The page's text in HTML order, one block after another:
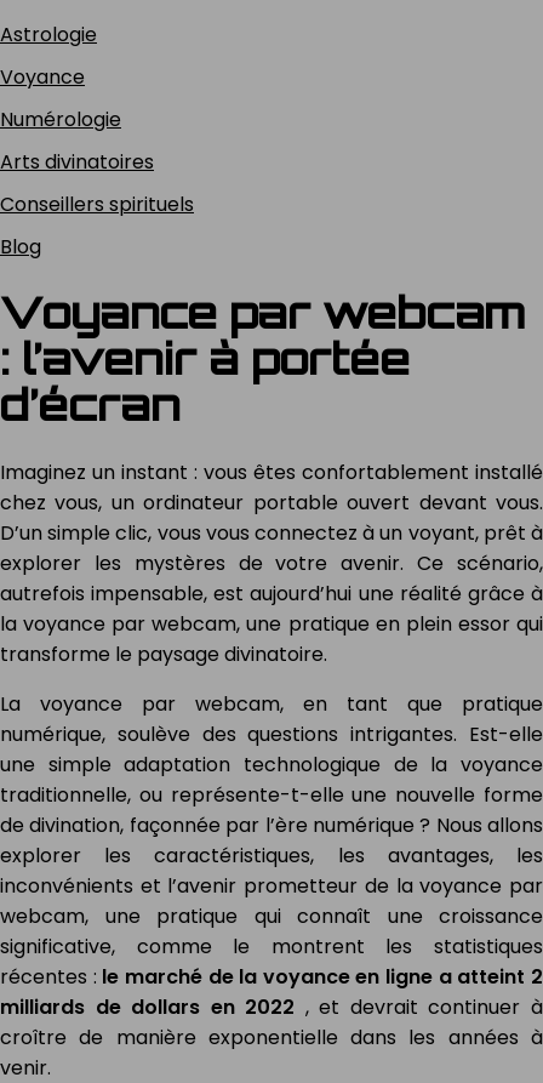
Astrologie
Voyance
Numérologie
Arts divinatoires
Conseillers spirituels
Blog
Voyance par webcam
: l’avenir à portée
d’écran
Imaginez un instant : vous êtes confortablement installé
chez vous, un ordinateur portable ouvert devant vous.
D’un simple clic, vous vous connectez à un voyant, prêt à
explorer les mystères de votre avenir. Ce scénario,
autrefois impensable, est aujourd’hui une réalité grâce à
la voyance par webcam, une pratique en plein essor qui
transforme le paysage divinatoire.
La voyance par webcam, en tant que pratique
numérique, soulève des questions intrigantes. Est-elle
une simple adaptation technologique de la voyance
traditionnelle, ou représente-t-elle une nouvelle forme
de divination, façonnée par l’ère numérique ? Nous allons
explorer les caractéristiques, les avantages, les
inconvénients et l’avenir prometteur de la voyance par
webcam, une pratique qui connaît une croissance
significative, comme le montrent les statistiques
récentes : le marché de la voyance en ligne a atteint 2
milliards de dollars en 2022 , et devrait continuer à
croître de manière exponentielle dans les années à
venir.